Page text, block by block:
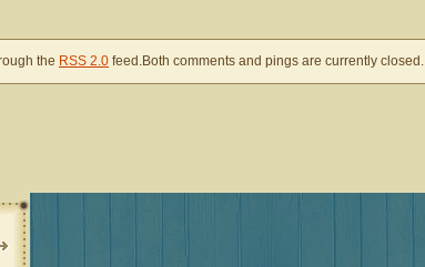
the RSS 2.0 feed.Both comments and pings are currently closed.